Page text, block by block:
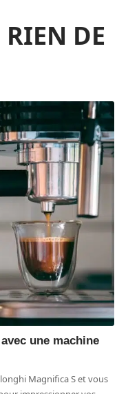
DE
une machine
Magnifica S et vous